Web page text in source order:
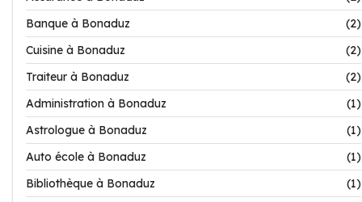
Banque à Bonaduz
(2)
Cuisine à Bonaduz
(2)
Traiteur à Bonaduz
(2)
Administration à Bonaduz
(1)
Astrologue à Bonaduz
(1)
Auto école à Bonaduz
(1)
Bibliothèque à Bonaduz
(1)